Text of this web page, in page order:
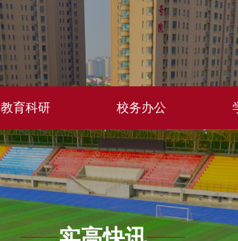
教育科研 校务办公